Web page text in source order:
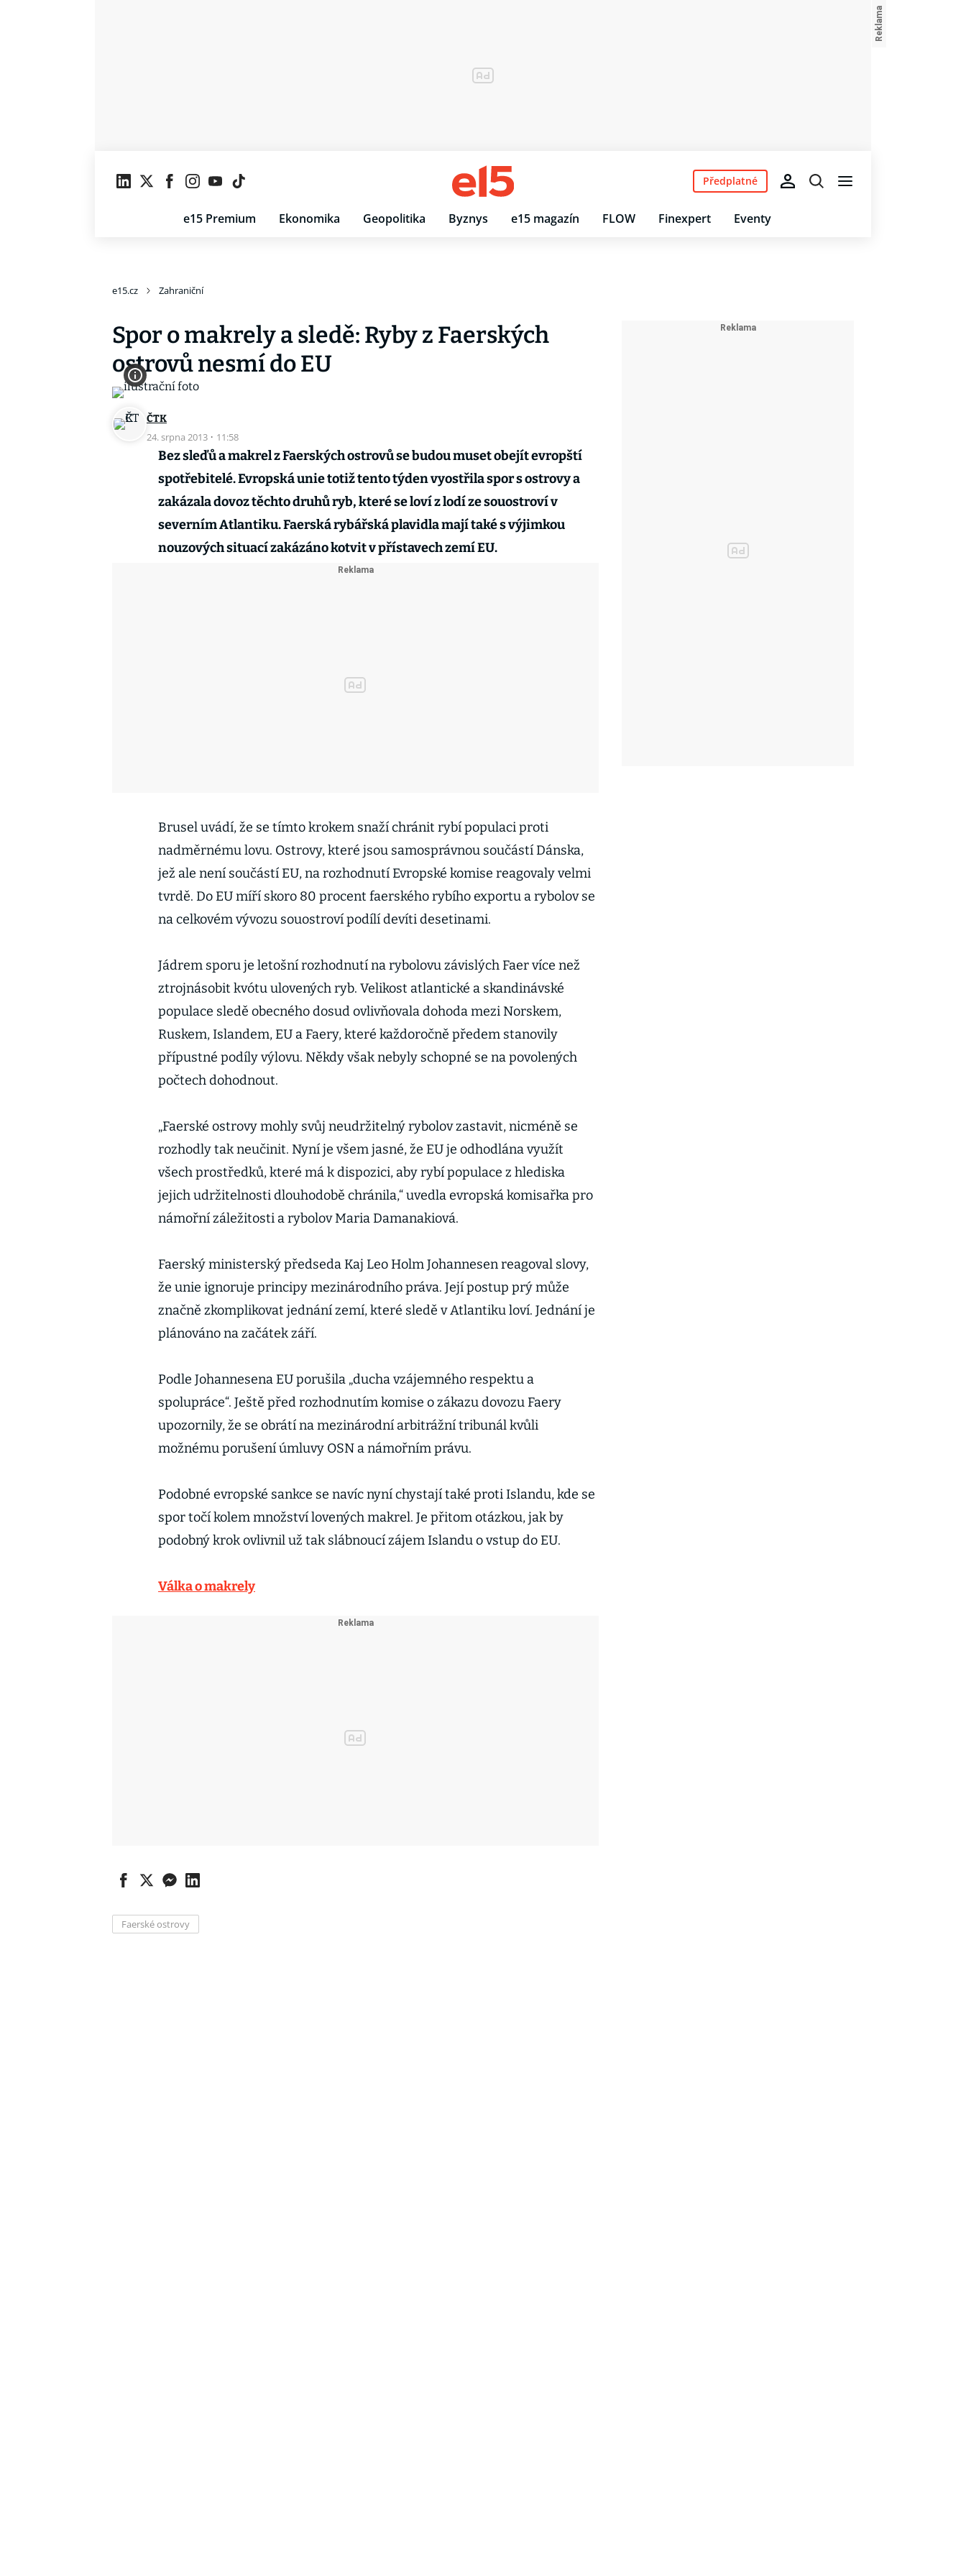
e15 Premium Ekonomika Geopolitika Byznys e15 magazín FLOW Finexpert Eventy
Předplatné
e15.cz Zahraniční
Spor o makrely a sledě: Ryby z Faerských
ostrovů nesmí do EU
ČTK
24. srpna 2013 · 11:58
Bez sleďů a makrel z Faerských ostrovů se budou muset obejít evropští
spotřebitelé. Evropská unie totiž tento týden vyostřila spor s ostrovy a
zakázala dovoz těchto druhů ryb, které se loví z lodí ze souostroví v
severním Atlantiku. Faerská rybářská plavidla mají také s výjimkou
nouzových situací zakázáno kotvit v přístavech zemí EU.
Brusel uvádí, že se tímto krokem snaží chránit rybí populaci proti
nadměrnému lovu. Ostrovy, které jsou samosprávnou součástí Dánska,
jež ale není součástí EU, na rozhodnutí Evropské komise reagovaly velmi
tvrdě. Do EU míří skoro 80 procent faerského rybího exportu a rybolov se
na celkovém vývozu souostroví podílí devíti desetinami.
Jádrem sporu je letošní rozhodnutí na rybolovu závislých Faer více než
ztrojnásobit kvótu ulovených ryb. Velikost atlantické a skandinávské
populace sledě obecného dosud ovlivňovala dohoda mezi Norskem,
Ruskem, Islandem, EU a Faery, které každoročně předem stanovily
přípustné podíly výlovu. Někdy však nebyly schopné se na povolených
počtech dohodnout.
„Faerské ostrovy mohly svůj neudržitelný rybolov zastavit, nicméně se
rozhodly tak neučinit. Nyní je všem jasné, že EU je odhodlána využít
všech prostředků, které má k dispozici, aby rybí populace z hlediska
jejich udržitelnosti dlouhodobě chránila,“ uvedla evropská komisařka pro
námořní záležitosti a rybolov Maria Damanakiová.
Faerský ministerský předseda Kaj Leo Holm Johannesen reagoval slovy,
že unie ignoruje principy mezinárodního práva. Její postup prý může
značně zkomplikovat jednání zemí, které sledě v Atlantiku loví. Jednání je
plánováno na začátek září.
Podle Johannesena EU porušila „ducha vzájemného respektu a
spolupráce“. Ještě před rozhodnutím komise o zákazu dovozu Faery
upozornily, že se obrátí na mezinárodní arbitrážní tribunál kvůli
možnému porušení úmluvy OSN a námořním právu.
Podobné evropské sankce se navíc nyní chystají také proti Islandu, kde se
spor točí kolem množství lovených makrel. Je přitom otázkou, jak by
podobný krok ovlivnil už tak slábnoucí zájem Islandu o vstup do EU.
Válka o makrely
Faerské ostrovy